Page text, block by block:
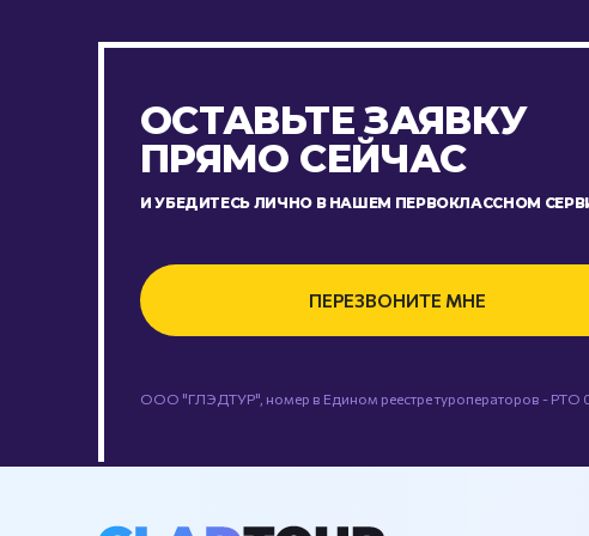
ОСТАВЬТЕ ЗАЯВКУ
ПРЯМО СЕЙЧАС
И УБЕДИТЕСЬ ЛИЧНО В НАШЕМ ПЕРВОКЛАССНОМ
ПЕРЕЗВОНИТЕ МНЕ
ООО "ГЛЭДТУР", номер в Едином реестре туроператоров - РТО